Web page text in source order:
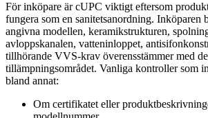
För inköpare är cUPC viktigt eftersom
fungera som en sanitetsanordning. Inköparen
angivna modellen, keramikstrukturen,
avloppskanalen, vatteninloppet,
tillhörande VVS-krav överensstämmer med
tillämpningsområdet. Vanliga kontroller som
bland annat:
Om certifikatet eller